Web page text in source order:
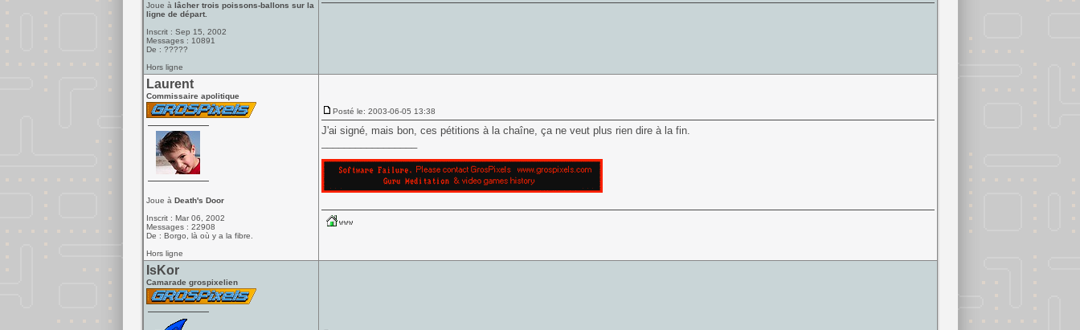
Joue à lâcher trois poissons-ballons sur la
ligne de départ.
Inscrit : Sep 15, 2002
Messages : 10891
De : ?????
Hors ligne
Laurent
Commissaire apolitique
Joue à Death's Door
Inscrit : Mar 06, 2002
Messages : 22908
De : Borgo, là où y a la fibre.
Hors ligne
Posté le: 2003-06-05 13:38
J'ai signé, mais bon, ces pétitions à la chaîne, ça ne veut plus rien dire à la fin.
IsKor
Camarade grospixelien